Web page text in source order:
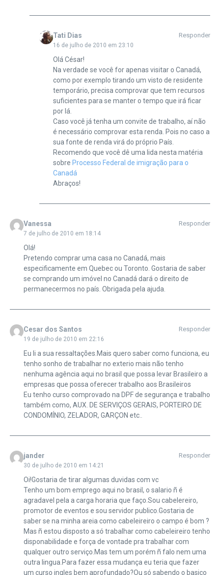
Tati Dias
16 de julho de 2010 em 23:10
Responder
Olá César!
Na verdade se você for apenas visitar o Canadá,
como por exemplo tirando um visto de residente
temporário, precisa comprovar que tem recursos
suficientes para se manter o tempo que irá ficar
por lá.
Caso você já tenha um convite de trabalho, aí não
é necessário comprovar esta renda. Pois no caso a
sua fonte de renda virá do próprio País.
Recomendo que você dê uma lida nesta matéria
sobre Processo Federal de imigração para o
Canadá
Abraços!
Vanessa
7 de julho de 2010 em 18:14
Responder
Olá!
Pretendo comprar uma casa no Canadá, mais
especificamente em Quebec ou Toronto. Gostaria de saber
se comprando um imóvel no Canadá dará o direito de
permanecermos no país. Obrigada pela ajuda.
Cesar dos Santos
19 de julho de 2010 em 22:16
Responder
Eu li a sua ressaltações.Mais quero saber como funciona, eu
tenho sonho de trabalhar no exterio mais não tenho
nenhuma agência aqui no brasil que possa levar Brasileiro a
empresas que possa oferecer trabalho aos Brasileiros
Eu tenho curso comprovado na DPF de segurança e trabalho
também como, AUX. DE SERVIÇOS GERAIS, PORTEIRO DE
CONDOMÍNIO, ZELADOR, GARÇON etc..
jander
30 de julho de 2010 em 14:21
Responder
Oi!Gostaria de tirar algumas duvidas com vc
Tenho um bom emprego aqui no brasil, o salario ñ é
agradavel pela a carga horaria que faço.Sou cabelereiro,
promotor de eventos e sou servidor publico.Gostaria de
saber se na minha areia como cabeleireiro o campo é bom ?
Mas ñ estou disposto a só trabalhar como cabeleireiro tenho
disponabilidade e força de vontade pra trabalhar com
qualquer outro serviço.Mas tem um porém ñ falo nem uma
outra lingua.Para fazer essa mudança eu teria que fazer
um curso ingles bem aprofundado?Ou só sabendo o basico